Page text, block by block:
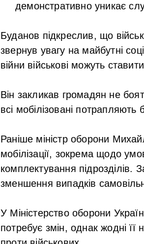
демонстративно уникає
Буданов підкреслив, що
звернув увагу на майбутні
війни військові можуть
Він закликав громадян не
всі мобілізовані
Раніше міністр оборони
мобілізації, зокрема щодо
комплектування
зменшення випадків
У Міністерство оборони
потребує змін, однак жодні